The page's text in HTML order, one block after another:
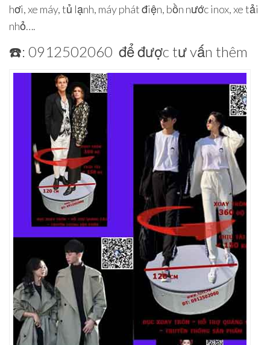
hơi, xe máy, tủ lạnh, máy phát điện, bồn nước inox, xe tải
nhỏ….
☎️: 0912502060 để được tư vấn thêm